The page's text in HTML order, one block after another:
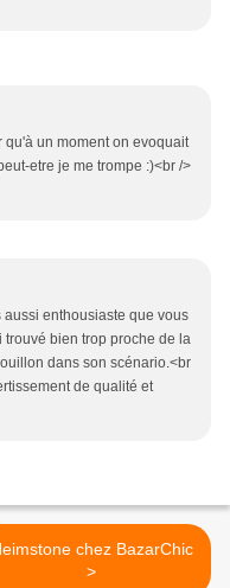
qu'à un moment on evoquait
etre je me trompe :)<br />
aussi enthousiaste que vous
bien trop proche de la
dans son scénario.<br
de qualité et
chez BazarChic
>